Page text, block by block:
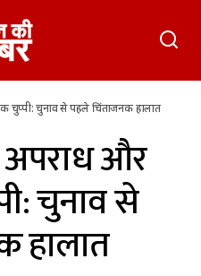
चुप्पी: चुनाव से पहले चिंताजनक हालात
अपराध और
चुनाव से
हालात